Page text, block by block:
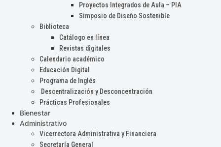
Proyectos Integrados de Aula – PIA
Simposio de Diseño Sostenible
Biblioteca
Catálogo en línea
Revistas digitales
Calendario académico
Educación Digital
Programa de Inglés
Descentralización y Desconcentración
Prácticas Profesionales
Bienestar
Administrativo
Vicerrectora Administrativa y Financiera
Secretaría General